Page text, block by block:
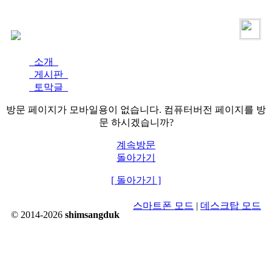
소개
게시판
토막글
방문 페이지가 모바일용이 없습니다. 컴퓨터버전 페이지를 방
문 하시겠습니까?
계속방문
돌아가기
[ 돌아가기 ]
© 2014-2026 shimsangduk
스마트폰 모드 | 데스크탑 모드